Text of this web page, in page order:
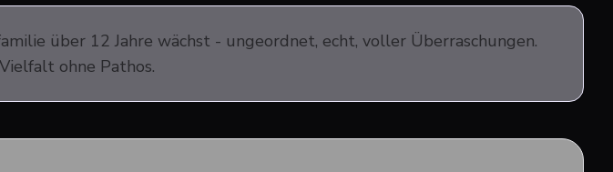
über 12 Jahre wächst - ungeordnet, echt, voller Überraschungen.
ohne Pathos.